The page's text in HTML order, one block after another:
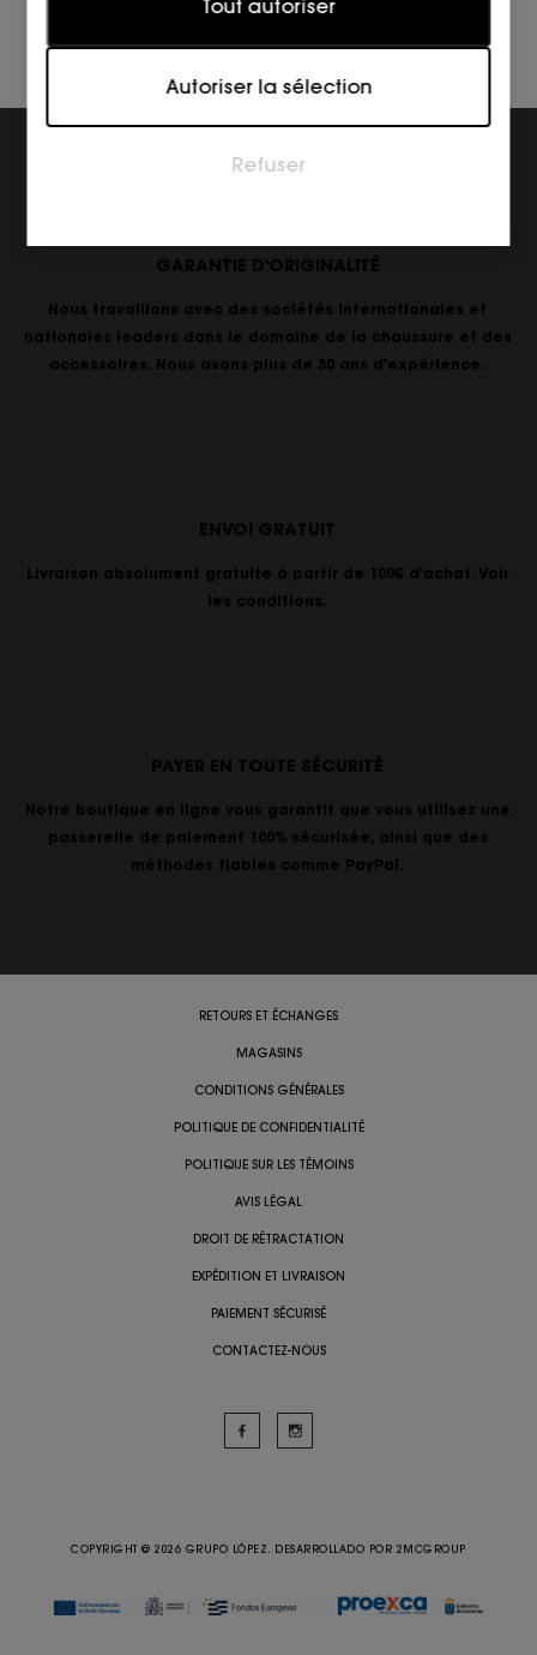
GARANTIE D'ORIGINALITÉ
Nous travaillons avec des sociétés internationales et
nationales leaders dans le domaine de la chaussure et des
accessoires. Nous avons plus de 30 ans d'expérience.
ENVOI GRATUIT
Livraison absolument gratuite à partir de 100€ d'achat. Voir
les conditions.
PAYER EN TOUTE SÉCURITÉ
Notre boutique en ligne vous garantit que vous utilisez une
passerelle de paiement 100% sécurisée, ainsi que des
méthodes fiables comme PayPal.
RETOURS ET ÉCHANGES
MAGASINS
CONDITIONS GÉNÉRALES
POLITIQUE DE CONFIDENTIALITÉ
POLITIQUE SUR LES TÉMOINS
AVIS LÉGAL
DROIT DE RÉTRACTATION
EXPÉDITION ET LIVRAISON
PAIEMENT SÉCURISÉ
CONTACTEZ-NOUS
COPYRIGHT @ 2026 GRUPO LÓPEZ. DESARROLLADO POR 2MCGROUP
Les cookies statistiques aident les propriétaires de
sites web à comprendre comment les visiteurs
fournissant des informations de manière anonyme.
Les cookies marketing sont utilisés pour suivre les
pour l'utilisateur individuel et donc plus précieuses
pour les éditeurs et les annonceurs tiers.
Tout autoriser
Autoriser la sélection
Refuser